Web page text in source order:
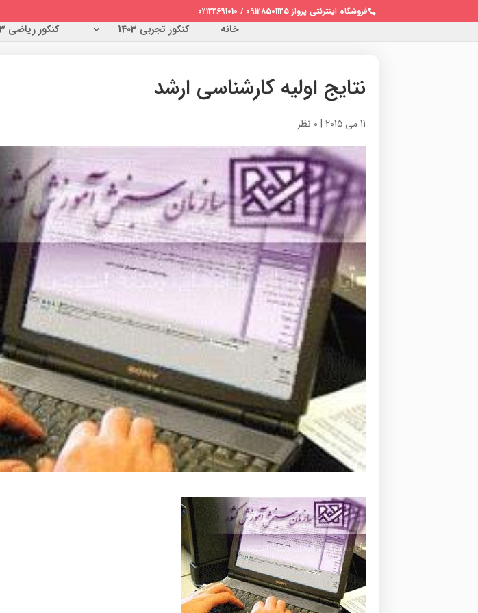
فروشگاه اینترنتی پرواز 09128501125 / 02122691010
خانه کنکور تجربی 1403 کنکور ریاضی 1403
نتایج اولیه کارشناسی ارشد
11 می 2015 | 0 نظر